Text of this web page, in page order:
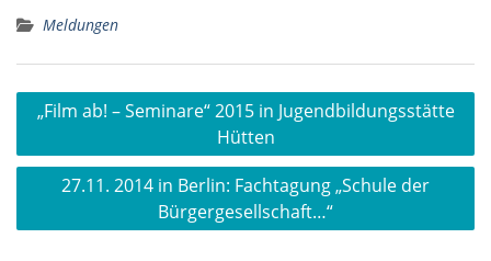
Meldungen
Beitragsnavigation
„Film ab! – Seminare“ 2015 in Jugendbildungsstätte
Hütten
27.11. 2014 in Berlin: Fachtagung „Schule der
Bürgergesellschaft…“